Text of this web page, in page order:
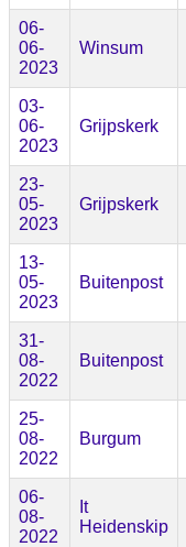
06-
06-
2023
Winsum
03-
06-
2023
Grijpskerk
23-
05-
2023
Grijpskerk
13-
05-
2023
Buitenpost
31-
08-
2022
Buitenpost
25-
08-
2022
Burgum
06-
08-
2022
It
Heidenskip